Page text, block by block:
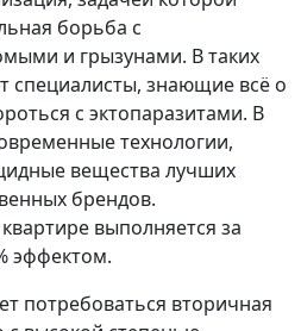
борьба с
и грызунами. В таких
специалисты, знающие всё о
с эктопаразитами. В
технологии,
вещества лучших
брендов.
выполняется за
эффектом.
потребоваться вторичная